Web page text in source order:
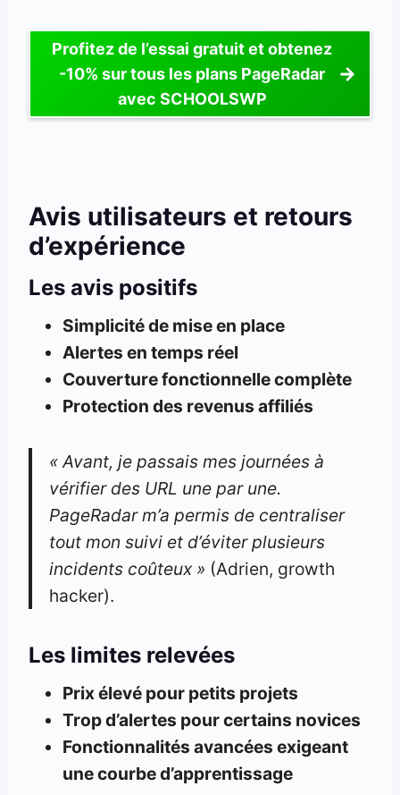
Profitez de l’essai gratuit et obtenez
-10% sur tous les plans PageRadar
avec SCHOOLSWP
Avis utilisateurs et retours
d’expérience
Les avis positifs
Simplicité de mise en place
Alertes en temps réel
Couverture fonctionnelle complète
Protection des revenus affiliés
« Avant, je passais mes journées à
vérifier des URL une par une.
PageRadar m’a permis de centraliser
tout mon suivi et d’éviter plusieurs
incidents coûteux » (Adrien, growth
hacker).
Les limites relevées
Prix élevé pour petits projets
Trop d’alertes pour certains novices
Fonctionnalités avancées exigeant
une courbe d’apprentissage